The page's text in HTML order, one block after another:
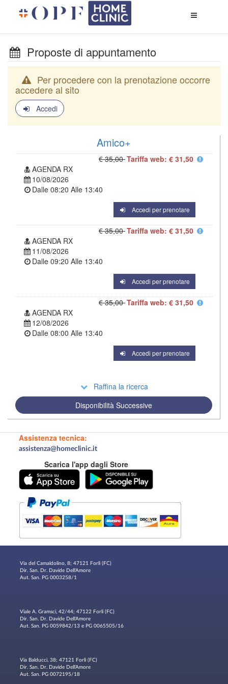
di
Proposte di appuntamento
Per procedere con la prenotazione occorre
accedere al sito
Accedi
Amico+
€ 35,00Tariffa web: € 31,50
AGENDA RX
10/08/2026
Dalle 08:20 Alle 13:40
Accedi per prenotare
€ 35,00Tariffa web: € 31,50
AGENDA RX
11/08/2026
Dalle 09:20 Alle 13:40
Accedi per prenotare
€ 35,00Tariffa web: € 31,50
AGENDA RX
12/08/2026
Dalle 08:00 Alle 13:40
Accedi per prenotare
Raffina la ricerca
Disponibilità Successive
Assistenza tecnica:
assistenza@homeclinic.it
Scarica l'app dagli Store
Via del Camaldolino, 8; 47121 Forlì (FC)
Dir. San. Dr. Davide Dell'Amore
Aut. San. PG 0003258/1
Viale A. Gramsci, 42/44; 47122 Forlì (FC)
Dir. San. Dr. Davide Dell'Amore
Aut. San. PG 0059842/13 e PG 0065505/16
Via Balducci, 38; 47121 Forlì (FC)
Dir. San. Dr. Davide Dell'Amore
Aut. San. PG 0072195/18